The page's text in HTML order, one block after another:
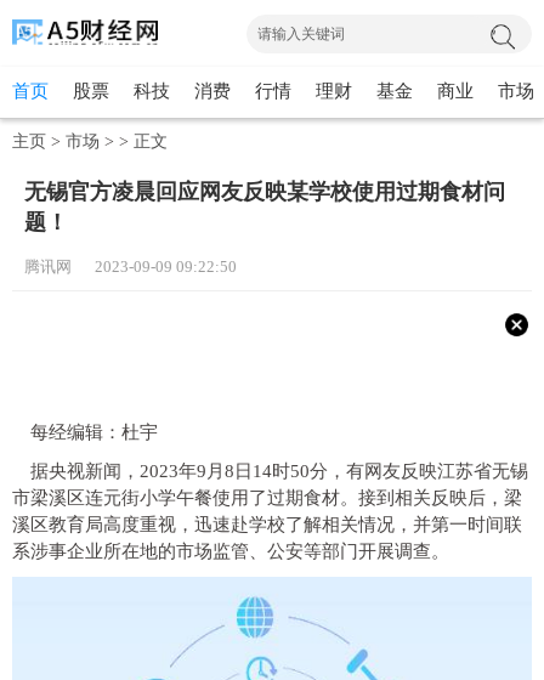
首页 股票 科技 消费 行情 理财 基金 商业 市场
主页 > 市场 > > 正文
无锡官方凌晨回应网友反映某学校使用过期食材问
题！
腾讯网 2023-09-09 09:22:50
每经编辑：杜宇
据央视新闻，2023年9月8日14时50分， 有网友反映江苏省无锡
市梁溪区连元街小学午餐使用了过期食材。 接到相关反映后，梁
溪区教育局高度重视，迅速赴学校了解相关情况，并第一时间联
系涉事企业所在地的市场监管、公安等部门开展调查。